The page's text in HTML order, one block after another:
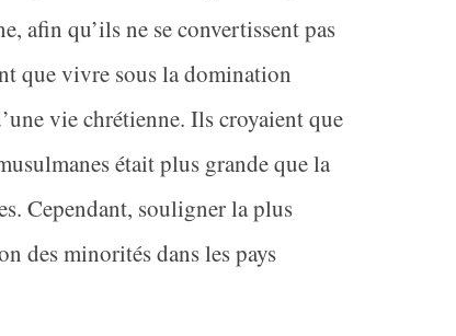
afin qu’ils ne se convertissent pas
que vivre sous la domination
vie chrétienne. Ils croyaient que
était plus grande que la
Cependant, souligner la plus
des minorités dans les pays